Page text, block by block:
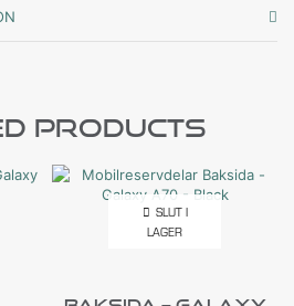
Products
SLUT I
LAGER